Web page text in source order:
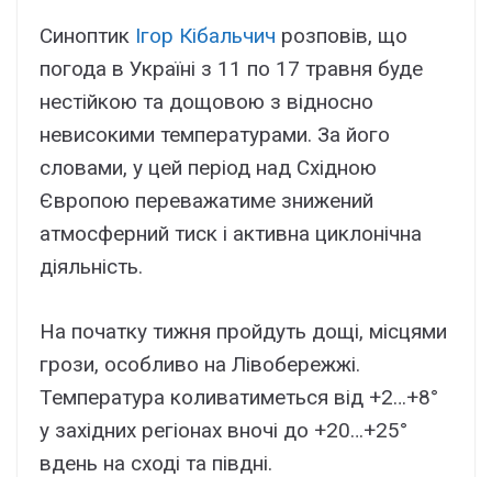
Синоптик Ігор Кібальчич розповів, що
погода в Україні з 11 по 17 травня буде
нестійкою та дощовою з відносно
невисокими температурами. За його
словами, у цей період над Східною
Європою переважатиме знижений
атмосферний тиск і активна циклонічна
діяльність.
На початку тижня пройдуть дощі, місцями
грози, особливо на Лівобережжі.
Температура коливатиметься від +2…+8°
у західних регіонах вночі до +20…+25°
вдень на сході та півдні.